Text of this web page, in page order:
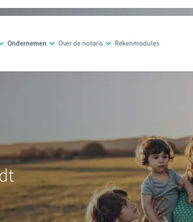
Ondernemen Over de notaris Rekenmodules